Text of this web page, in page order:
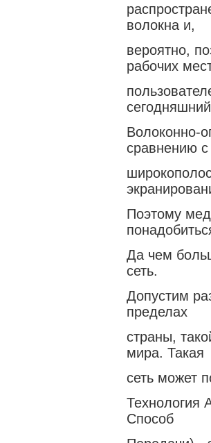
волокна и,
вероятно,
рабочих
Волоконно-
сравнению с
Поэтому
Да чем
сеть.
Допустим
пределах
страны,
мира. Такая
сеть может
Технология
Способ